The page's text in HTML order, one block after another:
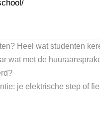
Heel wat studenten
wat met de
je elektrische step of